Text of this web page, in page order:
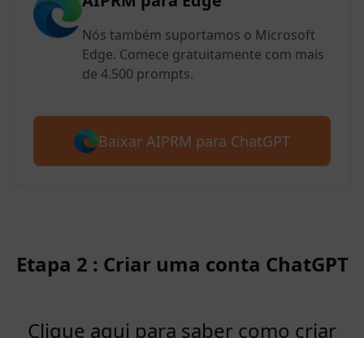
Nós também suportamos o Microsoft
Edge. Comece gratuitamente com mais
de 4.500 prompts.
Baixar AIPRM para ChatGPT
Etapa 2 : Criar uma conta ChatGPT
Clique aqui para saber como criar